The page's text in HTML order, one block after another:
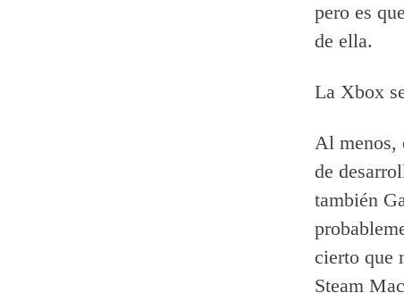
pero es
de ella.
La Xbox
Al menos,
de
también
cierto que
Steam